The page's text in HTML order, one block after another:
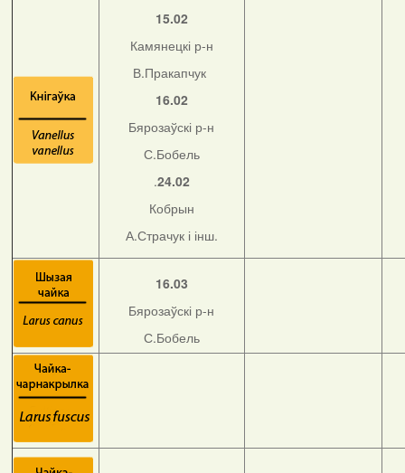
15.02
Камянецкі р-н
В.Пракапчук
16.02
Бярозаўскі р-н
С.Бобель
.24.02
Кобрын
А.Страчук і інш.
16.03
Бярозаўскі р-н
С.Бобель